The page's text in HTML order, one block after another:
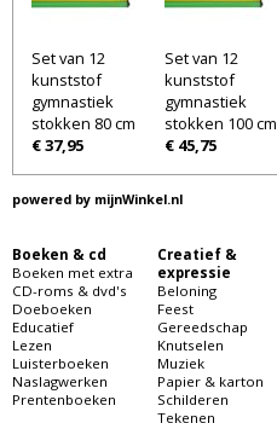
Set van 12
kunststof
gymnastiek
stokken 80 cm
€ 37,95
Set van 12
kunststof
gymnastiek
stokken 100 cm
€ 45,75
powered by mijnWinkel.nl
Boeken & cd
Boeken met extra
CD-roms & dvd's
Doeboeken
Educatief
Lezen
Luisterboeken
Naslagwerken
Prentenboeken
Creatief &
expressie
Beloning
Feest
Gereedschap
Knutselen
Muziek
Papier & karton
Schilderen
Tekenen